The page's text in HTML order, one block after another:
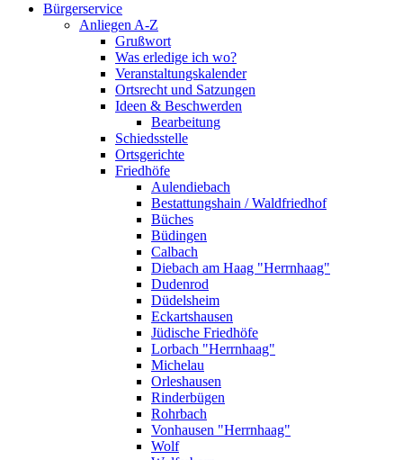
Bürgerservice
Anliegen A-Z
Grußwort
Was erledige ich wo?
Veranstaltungskalender
Ortsrecht und Satzungen
Ideen & Beschwerden
Bearbeitung
Schiedsstelle
Ortsgerichte
Friedhöfe
Aulendiebach
Bestattungshain / Waldfriedhof
Büches
Büdingen
Calbach
Diebach am Haag "Herrnhaag"
Dudenrod
Düdelsheim
Eckartshausen
Jüdische Friedhöfe
Lorbach "Herrnhaag"
Michelau
Orleshausen
Rinderbügen
Rohrbach
Vonhausen "Herrnhaag"
Wolf